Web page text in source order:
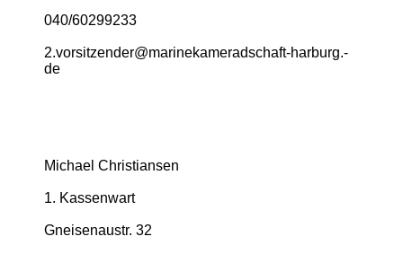
040/60299233
2.­vorsitzender@­marinekameradschaft-­harburg.­
de
Michael Christiansen
1. Kassenwart
Gneisenaustr. 32